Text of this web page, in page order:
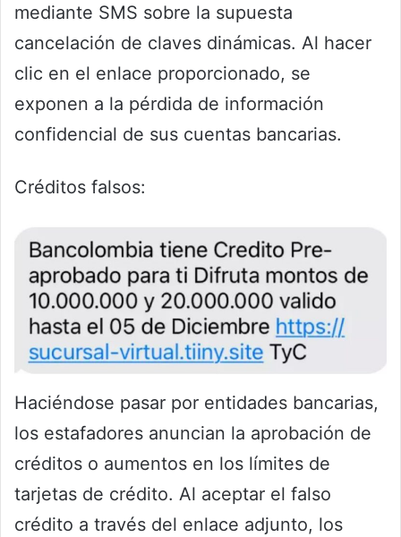
mediante SMS sobre la supuesta
cancelación de claves dinámicas. Al hacer
clic en el enlace proporcionado, se
exponen a la pérdida de información
confidencial de sus cuentas bancarias.
Créditos falsos:
Haciéndose pasar por entidades bancarias,
los estafadores anuncian la aprobación de
créditos o aumentos en los límites de
tarjetas de crédito. Al aceptar el falso
crédito a través del enlace adjunto, los